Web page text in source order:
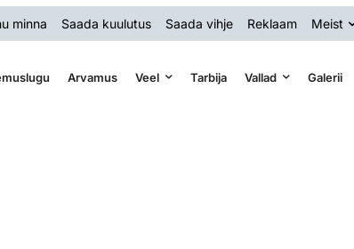
minna Saada kuulutus Saada vihje Reklaam Meist
Arvamus Veel Tarbija Vallad Galerii